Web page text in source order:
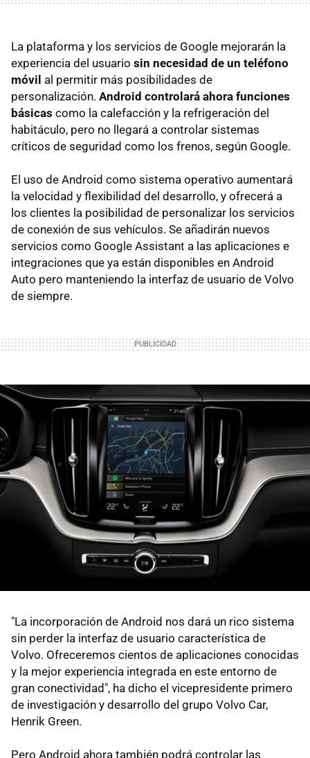
La plataforma y los servicios de Google mejorarán la
experiencia del usuario sin necesidad de un teléfono
móvil al permitir más posibilidades de
personalización. Android controlará ahora funciones
básicas como la calefacción y la refrigeración del
habitáculo, pero no llegará a controlar sistemas
críticos de seguridad como los frenos, según Google.
El uso de Android como sistema operativo aumentará
la velocidad y flexibilidad del desarrollo, y ofrecerá a
los clientes la posibilidad de personalizar los servicios
de conexión de sus vehículos. Se añadirán nuevos
servicios como Google Assistant a las aplicaciones e
integraciones que ya están disponibles en Android
Auto pero manteniendo la interfaz de usuario de Volvo
de siempre.
"La incorporación de Android nos dará un rico sistema
sin perder la interfaz de usuario característica de
Volvo. Ofreceremos cientos de aplicaciones conocidas
y la mejor experiencia integrada en este entorno de
gran conectividad", ha dicho el vicepresidente primero
de investigación y desarrollo del grupo Volvo Car,
Henrik Green.
Pero Android ahora también podrá controlar las